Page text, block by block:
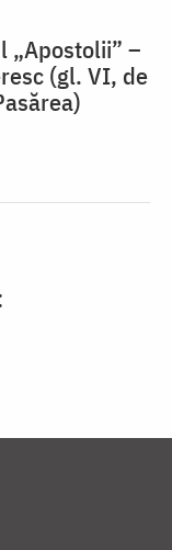
„Apostolii” –
(gl. VI, de